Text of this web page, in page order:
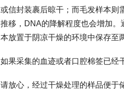
或信封装裹后晾干；而毛发样本则
推移，DNA的降解程度也会增加
本放置于阴凉干燥的环境中保存至
如果采集的血迹或者口腔棉签已经
请放心，经过干燥处理的样品便于